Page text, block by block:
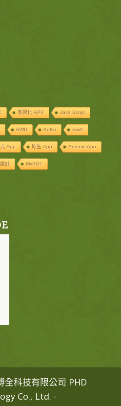
客製化 APP Java Script
RWD Kotlin Swift
App 原生 App Android App
計 MySQL
全科技有限公司 PHD
Co., Ltd. -